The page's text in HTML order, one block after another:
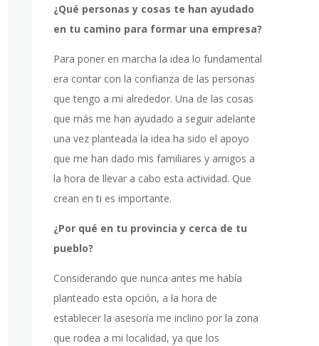
¿Qué personas y cosas te han ayudado
en tu camino para formar una empresa?
Para poner en marcha la idea lo fundamental
era contar con la confianza de las personas
que tengo a mi alrededor. Una de las cosas
que más me han ayudado a seguir adelante
una vez planteada la idea ha sido el apoyo
que me han dado mis familiares y amigos a
la hora de llevar a cabo esta actividad. Que
crean en ti es importante.
¿Por qué en tu provincia y cerca de tu
pueblo?
Considerando que nunca antes me había
planteado esta opción, a la hora de
establecer la asesoría me inclino por la zona
que rodea a mi localidad, ya que los